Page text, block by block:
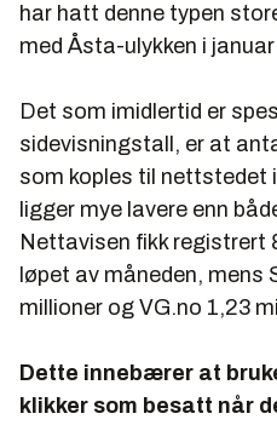
har hatt denne typen
med Åsta-ulykken i
Det som imidlertid er
sidevisningstall, er at
som koples til nettstedet
ligger mye lavere enn
Nettavisen fikk registrert
løpet av måneden, mens
millioner og VG.no 1,23
Dette innebærer at
klikker som besatt når